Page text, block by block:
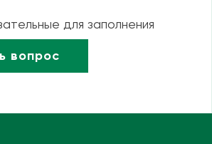
для заполнения